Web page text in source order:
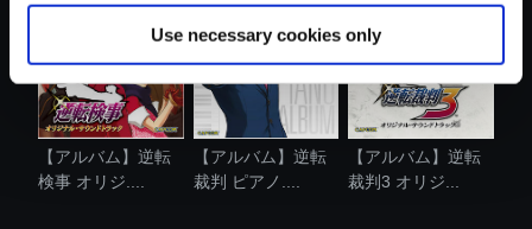
Use necessary cookies only
【アルバム】逆転
検事 オリジ....
【アルバム】逆転
裁判 ピアノ....
【アルバム】逆転
裁判3 オリジ...